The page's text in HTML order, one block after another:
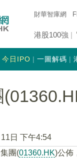
財華智庫網
港股100強
今日IPO 一圖解碼
日 下午4:54
團(01360.HK)公佈